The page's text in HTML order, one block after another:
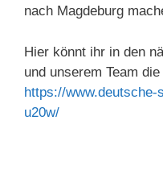
nach Magdeburg
Hier könnt ihr in den
und unserem Team
https://www.deutsche-
u20w/